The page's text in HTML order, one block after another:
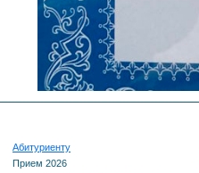
ПП РФ
Абитуриенту
Прием 2026